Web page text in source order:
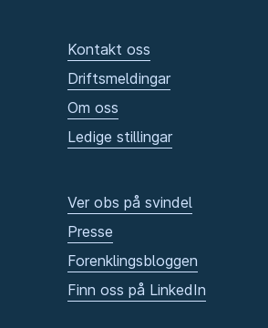
Kontakt oss
Driftsmeldingar
Om oss
Ledige stillingar
Ver obs på svindel
Presse
Forenklingsbloggen
Finn oss på LinkedIn